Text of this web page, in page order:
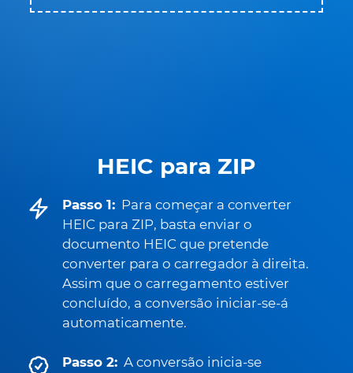
HEIC para ZIP
Passo 1: Para começar a converter
HEIC para ZIP, basta enviar o
documento HEIC que pretende
converter para o carregador à direita.
Assim que o carregamento estiver
concluído, a conversão iniciar-se-á
automaticamente.
Passo 2: A conversão inicia-se